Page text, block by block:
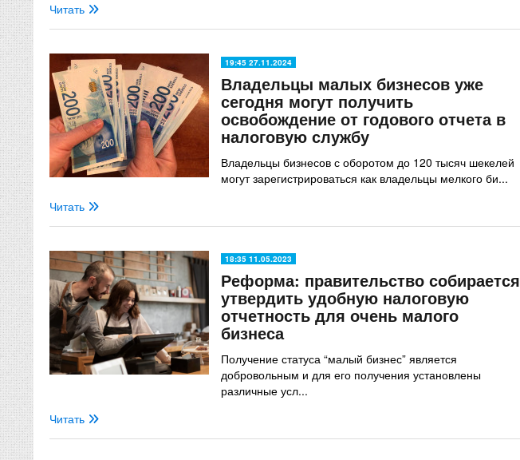
Читать
19:45 27.11.2024
Владельцы малых бизнесов уже
сегодня могут получить
освобождение от годового отчета в
налоговую службу
Владельцы бизнесов с оборотом до 120 тысяч шекелей
могут зарегистрироваться как владельцы мелкого би...
Читать
18:35 11.05.2023
Реформа: правительство собирается
утвердить удобную налоговую
отчетность для очень малого
бизнеса
Получение статуса “малый бизнес” является
добровольным и для его получения установлены
различные усл...
Читать